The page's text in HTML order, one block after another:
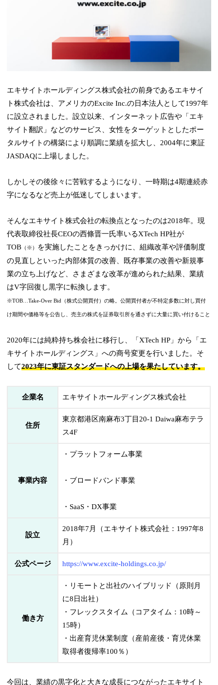
エキサイトホールディングス株式会社の前身であるエキサイ
ト株式会社は、アメリカのExcite Inc.の日本法人として1997年
に設立されました。設立以来、インターネット広告や「エキ
サイト翻訳」などのサービス、女性をターゲットとしたポー
タルサイトの構築により順調に業績を拡大し、2004年に東証
JASDAQに上場しました。
しかしその後徐々に苦戦するようになり、一時期は4期連続赤
字になるなど売上が低迷してしまいます。
そんなエキサイト株式会社の転換点となったのは2018年。現
代表取締役社長CEOの西條晋一氏率いるXTech HP社が
TOB （※）
を実施したことをきっかけに、組織改革や評価制度
の見直しといった内部体質の改善、既存事業の改善や新規事
業の立ち上げなど、さまざまな改革が進められた結果、業績
はV字回復し黒字に転換します。
※TOB…Take-Over Bid（株式公開買付）の略。公開買付者が不特定多数に対し買付
け期間や価格等を公告し、売主の株式を証券取引所を通さずに大量に買い付けること
2020年には純粋持ち株会社に移行し、「XTech HP」から「エ
キサイトホールディングス」への商号変更を行いました。そ
して2023年に東証スタンダードへの上場を果たしています。
企業名 エキサイトホールディングス株式会社
住所
東京都港区南麻布3丁目20-1 Daiwa麻布テラ
ス4F
事業内容
・プラットフォーム事業
・ブロードバンド事業
・SaaS・DX事業
設立
2018年7月（エキサイト株式会社：1997年8
月）
公式ページ https://www.excite-holdings.co.jp/
働き方
・リモートと出社のハイブリッド（原則月
に8日出社）
・フレックスタイム（コアタイム：10時～
15時）
・出産育児休業制度（産前産後・育児休業
取得者復帰率100％）
今回は、業績の黒字化と大きな成長につながったエキサイト